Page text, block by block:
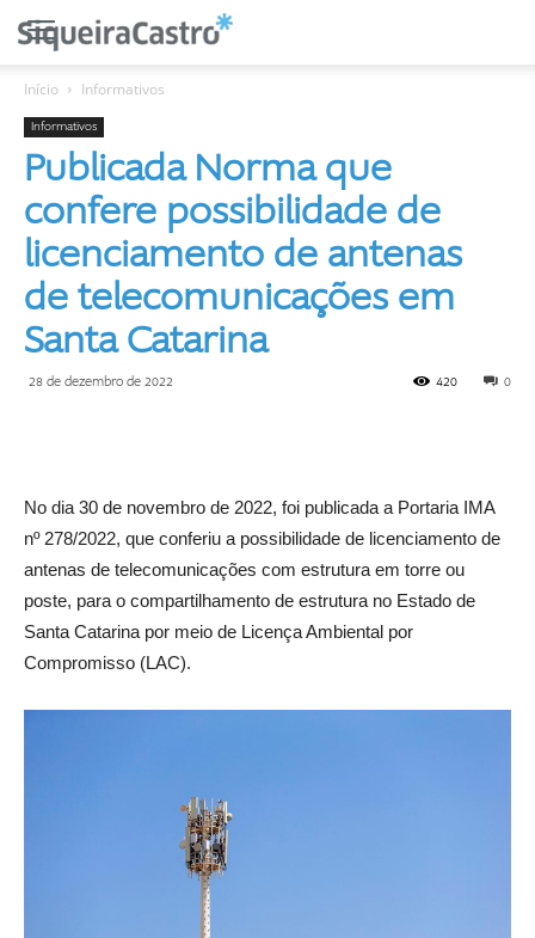
Início Informativos
Informativos
Publicada Norma que
confere possibilidade de
licenciamento de antenas
de telecomunicações em
Santa Catarina
28 de dezembro de 2022 0
420
No dia 30 de novembro de 2022, foi publicada a Portaria IMA
nº 278/2022, que conferiu a possibilidade de licenciamento de
antenas de telecomunicações com estrutura em torre ou
poste, para o compartilhamento de estrutura no Estado de
Santa Catarina por meio de Licença Ambiental por
Compromisso (LAC).